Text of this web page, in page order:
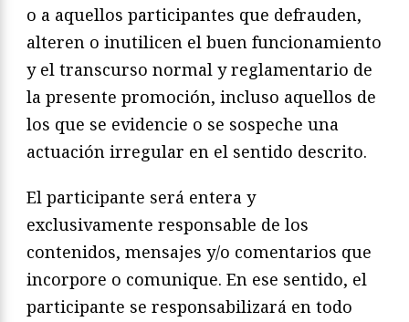
o a aquellos participantes que defrauden,
alteren o inutilicen el buen funcionamiento
y el transcurso normal y reglamentario de
la presente promoción, incluso aquellos de
los que se evidencie o se sospeche una
actuación irregular en el sentido descrito.
El participante será entera y
exclusivamente responsable de los
contenidos, mensajes y/o comentarios que
incorpore o comunique. En ese sentido, el
participante se responsabilizará en todo